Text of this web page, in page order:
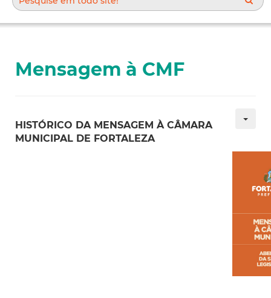
Mensagem à CMF
HISTÓRICO DA MENSAGEM À CÂMARA
MUNICIPAL DE FORTALEZA